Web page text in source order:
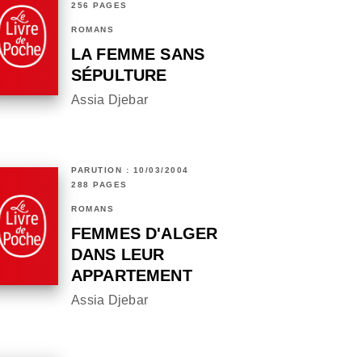
256 PAGES
ROMANS
LA FEMME SANS
SÉPULTURE
Assia Djebar
PARUTION : 10/03/2004
288 PAGES
ROMANS
FEMMES D'ALGER
DANS LEUR
APPARTEMENT
Assia Djebar